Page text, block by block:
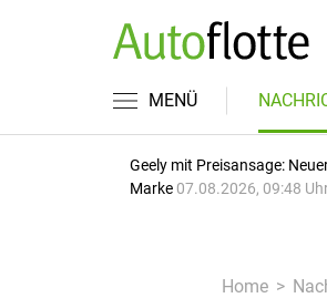
MENÜ
Geely mit Preisansage:
Marke 07.08.2026, 09:48
Home